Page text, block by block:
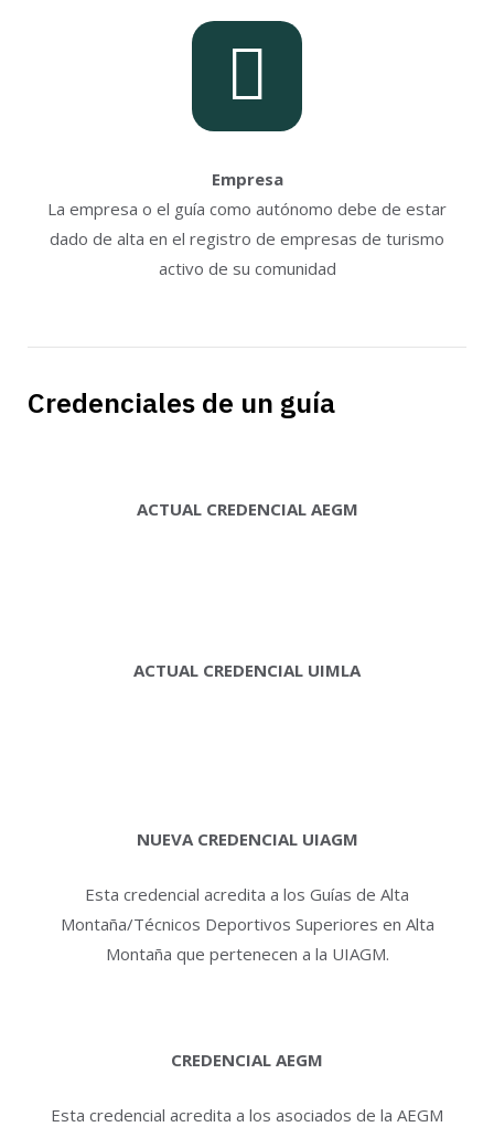
Empresa
La empresa o el guía como autónomo debe de estar
dado de alta en el registro de empresas de turismo
activo de su comunidad
Credenciales de un guía
ACTUAL CREDENCIAL AEGM
ACTUAL CREDENCIAL UIMLA
NUEVA CREDENCIAL UIAGM
Esta credencial acredita a los Guías de Alta
Montaña/Técnicos Deportivos Superiores en Alta
Montaña que pertenecen a la UIAGM.
CREDENCIAL AEGM
Esta credencial acredita a los asociados de la AEGM